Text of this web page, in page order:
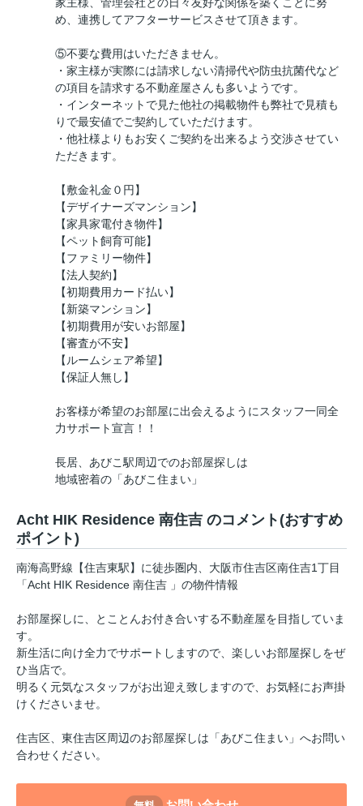
め、連携してアフターサービスさせて頂きます。
⑤不要な費用はいただきません。
・家主様が実際には請求しない清掃代や防虫抗菌代など
の項目を請求する不動産屋さんも多いようです。
・インターネットで見た他社の掲載物件も弊社で見積も
りで最安値でご契約していただけます。
・他社様よりもお安くご契約を出来るよう交渉させてい
ただきます。
【敷金礼金０円】
【デザイナーズマンション】
【家具家電付き物件】
【ペット飼育可能】
【ファミリー物件】
【法人契約】
【初期費用カード払い】
【新築マンション】
【初期費用が安いお部屋】
【審査が不安】
【ルームシェア希望】
【保証人無し】
お客様が希望のお部屋に出会えるようにスタッフ一同全
力サポート宣言！！
長居、あびこ駅周辺でのお部屋探しは
地域密着の「あびこ住まい」
Acht HIK Residence 南住吉 のコメント(おすすめ
ポイント)
南海高野線【住吉東駅】に徒歩圏内、大阪市住吉区南住吉1丁目
「Acht HIK Residence 南住吉 」の物件情報
お部屋探しに、とことんお付き合いする不動産屋を目指していま
す。
新生活に向け全力でサポートしますので、楽しいお部屋探しをぜ
ひ当店で。
明るく元気なスタッフがお出迎え致しますので、お気軽にお声掛
けくださいませ。
住吉区、東住吉区周辺のお部屋探しは「あびこ住まい」へお問い
合わせください。